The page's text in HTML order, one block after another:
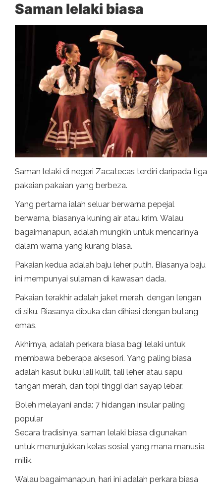
Saman lelaki biasa
Saman lelaki di negeri Zacatecas terdiri daripada tiga
pakaian pakaian yang berbeza.
Yang pertama ialah seluar berwarna pepejal
berwarna, biasanya kuning air atau krim. Walau
bagaimanapun, adalah mungkin untuk mencarinya
dalam warna yang kurang biasa.
Pakaian kedua adalah baju leher putih. Biasanya baju
ini mempunyai sulaman di kawasan dada.
Pakaian terakhir adalah jaket merah, dengan lengan
di siku. Biasanya dibuka dan dihiasi dengan butang
emas.
Akhirnya, adalah perkara biasa bagi lelaki untuk
membawa beberapa aksesori. Yang paling biasa
adalah kasut buku lali kulit, tali leher atau sapu
tangan merah, dan topi tinggi dan sayap lebar.
Boleh melayani anda: 7 hidangan insular paling
popular
Secara tradisinya, saman lelaki biasa digunakan
untuk menunjukkan kelas sosial yang mana manusia
milik.
Walau bagaimanapun, hari ini adalah perkara biasa